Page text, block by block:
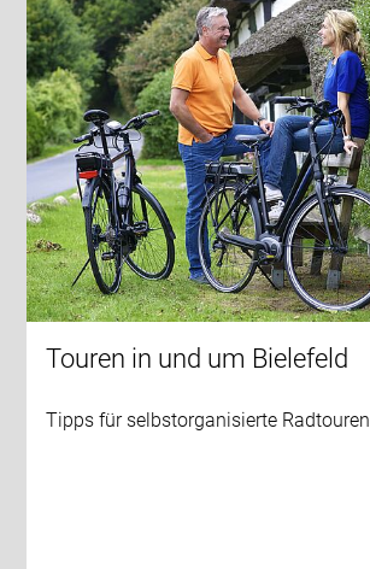
Touren in und um Bielefeld
Tipps für selbstorganisierte Radtouren